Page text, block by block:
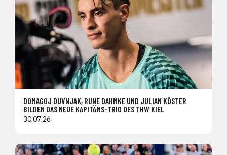
DOMAGOJ DUVNJAK, RUNE DAHMKE UND JULIAN KÖSTER
BILDEN DAS NEUE KAPITÄNS-TRIO DES THW KIEL
30.07.26